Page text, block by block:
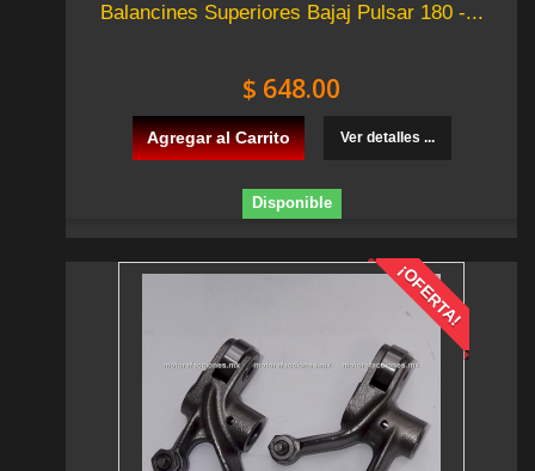
Balancines Superiores Bajaj Pulsar 180 -...
$ 648.00
Agregar al Carrito Ver detalles ...
Disponible
¡OFERTA!